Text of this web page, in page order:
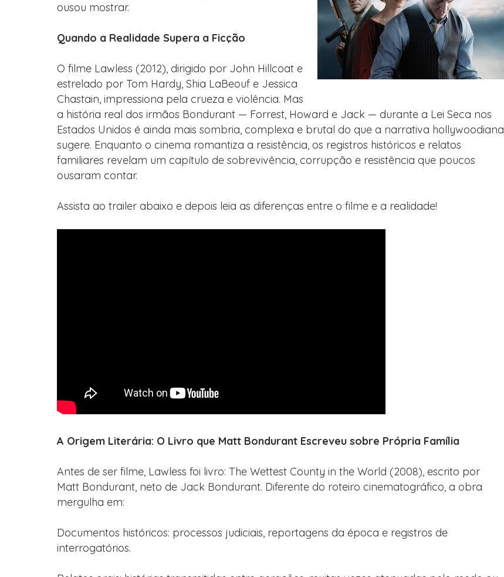
ousou mostrar.
Quando a Realidade Supera a Ficção
O filme Lawless (2012), dirigido por John Hillcoat e
estrelado por Tom Hardy, Shia LaBeouf e Jessica
Chastain, impressiona pela crueza e violência. Mas
a história real dos irmãos Bondurant — Forrest, Howard e Jack — durante a Lei Seca nos
Estados Unidos é ainda mais sombria, complexa e brutal do que a narrativa hollywoodiana
sugere. Enquanto o cinema romantiza a resistência, os registros históricos e relatos
familiares revelam um capítulo de sobrevivência, corrupção e resistência que poucos
ousaram contar.
Assista ao trailer abaixo e depois leia as diferenças entre o filme e a realidade!
A Origem Literária: O Livro que Matt Bondurant Escreveu sobre Própria Família
Antes de ser filme, Lawless foi livro: The Wettest County in the World (2008), escrito por
Matt Bondurant, neto de Jack Bondurant. Diferente do roteiro cinematográfico, a obra
mergulha em:
Documentos históricos: processos judiciais, reportagens da época e registros de
interrogatórios.